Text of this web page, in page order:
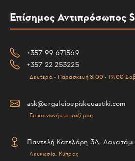
Επίσημος Αντιπρόσωπος
+357 99 671569
+357 22 253225
Δευτέρα - Παρασκευή 8:00 - 19:00
ask@ergaleioepiskeuastiki.com
Επικοινωνήστε μαζί μας
Παντελή Κατελάρη 3Α,
Λευκωσία, Κύπρος